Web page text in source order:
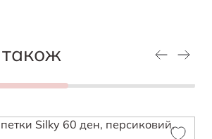
також